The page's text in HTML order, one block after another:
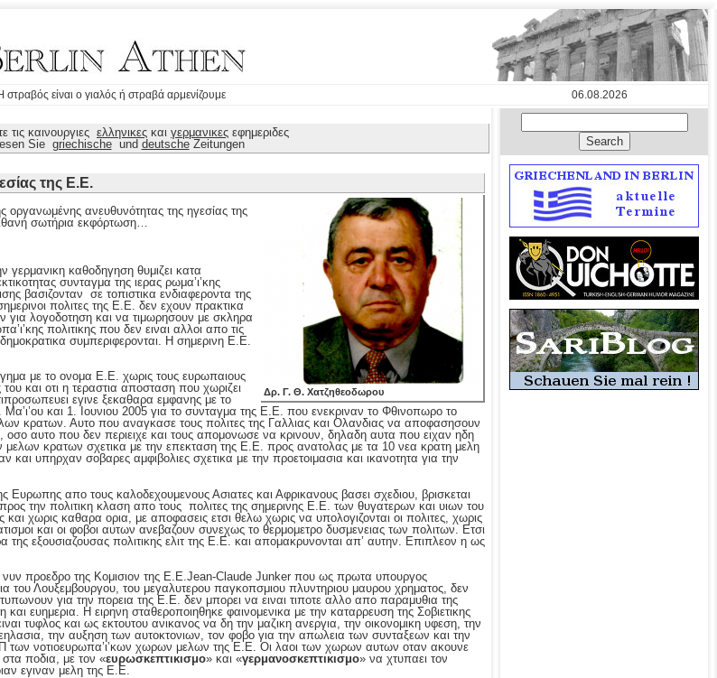
στραβός είναι ο γιαλός ή στραβά αρμενίζουμε
06.08.2026
τις καινουργιες ελληνικες και γερμανικες εφημεριδες
Sie griechischeund deutscheZeitungen
της Ε.Ε.
Δρ. Γ. Θ. Χατζηθεοδωρου
ανευθυνότητας της ηγεσίας της
σωτήρια εκφόρτωση…
γερμανικη καθοδηγηση θυμιζει κατα
συνταγμα της ιερας ρωμα’ι’κης
βασιζονταν σε τοπιστικα ενδιαφεροντα της
πολιτες της Ε.Ε. δεν εχουν πρακτικα
λογοδοτηση και να τιμωρησουν με σκληρα
πολιτικης που δεν ειναι αλλοι απο τις
συμπεριφερονται. Η σημερινη Ε.Ε.
με το ονομα Ε.Ε. χωρις τους ευρωπαιους
και οτι η τεραστια αποσταση που χωριζει
εγινε ξεκαθαρα εμφανης με το
και 1. Ιουνιου 2005 για το συνταγμα της Ε.Ε. που ενεκριναν το Φθινοπωρο το
κρατων. Αυτο που αναγκασε τους πολιτες της Γαλλιας και Ολανδιας να αποφασησουν
οσο αυτο που δεν περιειχε και τους απομονωσε να κρινουν, δηλαδη αυτα που ειχαν ηδη
μελων κρατων σχετικα με την επεκταση της Ε.Ε. προς ανατολας με τα 10 νεα κρατη μελη
υπηρχαν σοβαρες αμφιβολιες σχετικα με την προετοιμασια και ικανοτητα για την
απο τους καλοδεχουμενους Ασιατες και Αφρικανους βασει σχεδιου, βρισκεται
την πολιτικη κλαση απο τους πολιτες της σημερινης Ε.Ε. των θυγατερων και υιων του
χωρις καθαρα ορια, με αποφασεις ετσι θελω χωρις να υπολογιζονται οι πολιτες, χωρις
και οι φοβοι αυτων ανεβαζουν συνεχως το θερμομετρο δυσμενειας των πολιτων. Ετσι
της εξουσιαζουσας πολιτικης ελιτ της Ε.Ε. και απομακρυνονται απ’ αυτην. Επιπλεον η ως
νυν προεδρο της Κομισιον της Ε.Ε.Jean-Claude Junker που ως πρωτα υπουργος
του Λουξεμβουργου, του μεγαλυτερου παγκοπσμιου πλυντηριου μαυρου χρηματος, δεν
για την πορεια της Ε.Ε. δεν μπορει να ειναι τιποτε αλλο απο παραμυθια της
ευημερια. Η ειρηνη σταθεροποιηθηκε φαινομενικα με την καταρρευση της Σοβιετικης
τυφλος και ως εκτουτου ανικανος να δη την μαζικη ανεργια, την οικονομικη υφεση, την
την αυξηση των αυτοκτονιων, τον φοβο για την απωλεια των συνταξεων και την
νοτιοευρωπα’ι’κων χωρων μελων της Ε.Ε. Οι λαοι των χωρων αυτων οταν ακουνε
στα ποδια, με τον «ευρωσκεπτικισμο» και «γερμανοσκεπτικισμο» να χτυπαει τον
εγιναν μελη της Ε.Ε.